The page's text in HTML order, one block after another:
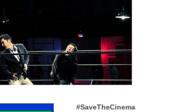
#SaveTheCinema